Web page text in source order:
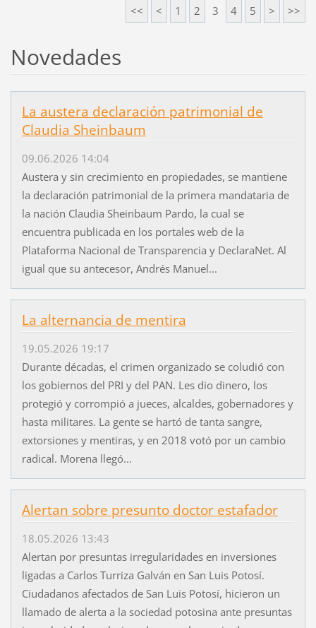
<< < 1 2 3 4 5 > >>
Novedades
La austera declaración patrimonial de
Claudia Sheinbaum
09.06.2026 14:04
Austera y sin crecimiento en propiedades, se mantiene
la declaración patrimonial de la primera mandataria de
la nación Claudia Sheinbaum Pardo, la cual se
encuentra publicada en los portales web de la
Plataforma Nacional de Transparencia y DeclaraNet. Al
igual que su antecesor, Andrés Manuel...
La alternancia de mentira
19.05.2026 19:17
Durante décadas, el crimen organizado se coludió con
los gobiernos del PRI y del PAN. Les dio dinero, los
protegió y corrompió a jueces, alcaldes, gobernadores y
hasta militares. La gente se hartó de tanta sangre,
extorsiones y mentiras, y en 2018 votó por un cambio
radical. Morena llegó...
Alertan sobre presunto doctor estafador
18.05.2026 13:43
Alertan por presuntas irregularidades en inversiones
ligadas a Carlos Turriza Galván en San Luis Potosí.
Ciudadanos afectados de San Luis Potosí, hicieron un
llamado de alerta a la sociedad potosina ante presuntas